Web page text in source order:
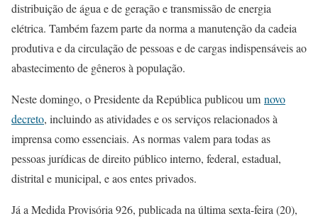
distribuição de água e de geração e transmissão de energia
elétrica. Também fazem parte da norma a manutenção da cadeia
produtiva e da circulação de pessoas e de cargas indispensáveis ao
abastecimento de gêneros à população.
Neste domingo, o Presidente da República publicou um novo
decreto, incluindo as atividades e os serviços relacionados à
imprensa como essenciais. As normas valem para todas as
pessoas jurídicas de direito público interno, federal, estadual,
distrital e municipal, e aos entes privados.
Já a Medida Provisória 926, publicada na última sexta-feira (20),